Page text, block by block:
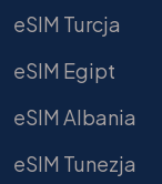
eSIM Turcja
eSIM Egipt
eSIM Albania
eSIM Tunezja